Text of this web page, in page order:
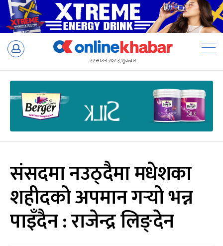
Skip
२२ साउन २०८३, शुक्रबार
संसदमा नउठ्दैमा मधेशका
शहीदको अपमान गर्‍यो भन्न
पाइँदैन : राजेन्द्र लिङ्देन